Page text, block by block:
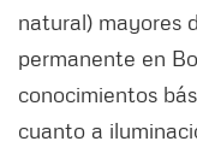
natural) mayores
permanente en
conocimientos
cuanto a